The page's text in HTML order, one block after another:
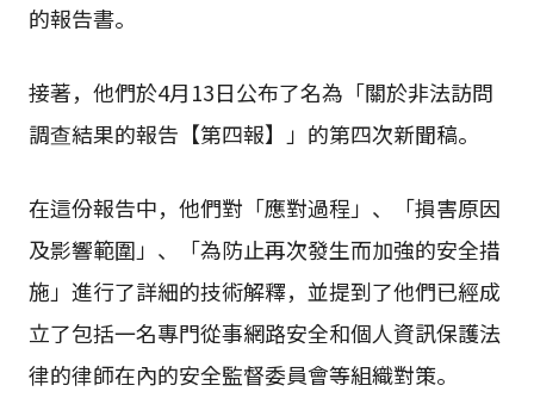
的報告書。
接著，他們於4月13日公布了名為「關於非法訪問
調查結果的報告【第四報】」的第四次新聞稿。
在這份報告中，他們對「應對過程」、「損害原因
及影響範圍」、「為防止再次發生而加強的安全措
施」進行了詳細的技術解釋，並提到了他們已經成
立了包括一名專門從事網路安全和個人資訊保護法
律的律師在內的安全監督委員會等組織對策。